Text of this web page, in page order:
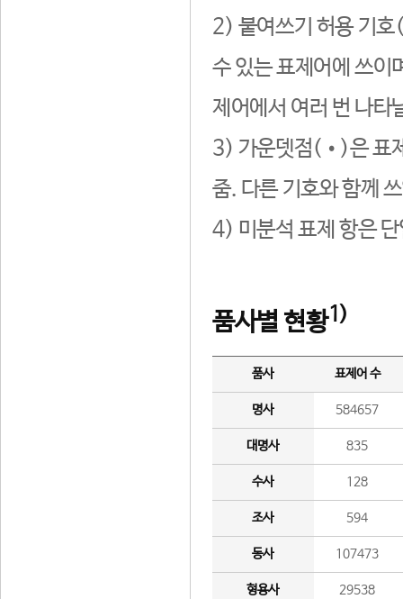
2) 붙여쓰기 허용 기호
수 있는 표제어에 쓰이
제어에서 여러 번 나타
3) 가운뎃점(•)은 표
줌. 다른 기호와 함께
4) 미분석 표제 항은
품사별 현황1)
품사 표제어 수
명사 584657
대명사 835
수사 128
조사 594
동사 107473
형용사 29538